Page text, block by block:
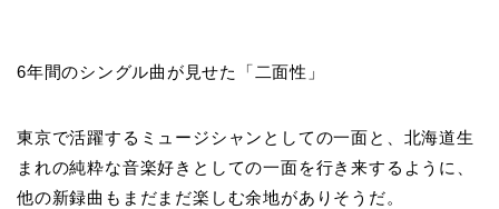
6年間のシングル曲が見せた「二面性」
東京で活躍するミュージシャンとしての一面と、北海道生
まれの純粋な音楽好きとしての一面を行き来するように、
他の新録曲もまだまだ楽しむ余地がありそうだ。